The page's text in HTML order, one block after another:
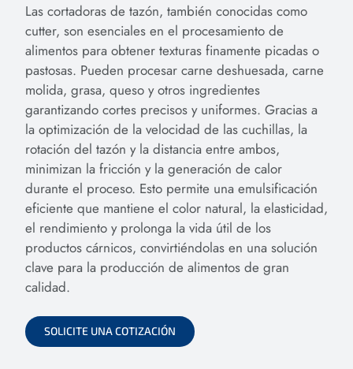
Las cortadoras de tazón, también conocidas como
cutter, son esenciales en el procesamiento de
alimentos para obtener texturas finamente picadas o
pastosas. Pueden procesar carne deshuesada, carne
molida, grasa, queso y otros ingredientes
garantizando cortes precisos y uniformes. Gracias a
la optimización de la velocidad de las cuchillas, la
rotación del tazón y la distancia entre ambos,
minimizan la fricción y la generación de calor
durante el proceso. Esto permite una emulsificación
eficiente que mantiene el color natural, la elasticidad,
el rendimiento y prolonga la vida útil de los
productos cárnicos, convirtiéndolas en una solución
clave para la producción de alimentos de gran
calidad.
SOLICITE UNA COTIZACIÓN